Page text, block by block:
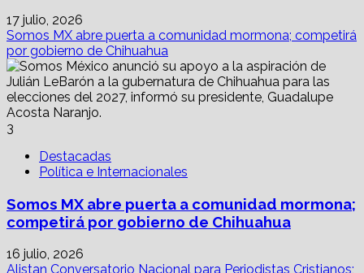
17 julio, 2026
Somos MX abre puerta a comunidad mormona; competirá
por gobierno de Chihuahua
3
Destacadas
Política e Internacionales
Somos MX abre puerta a comunidad mormona;
competirá por gobierno de Chihuahua
16 julio, 2026
Alistan Conversatorio Nacional para Periodistas Cristianos;